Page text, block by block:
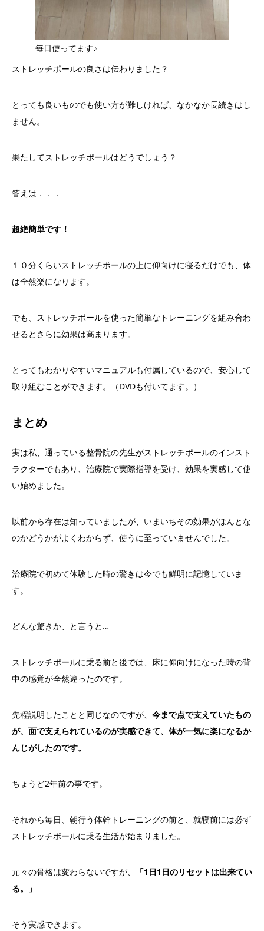
毎日使ってます♪
ストレッチポールの良さは伝わりました？
とっても良いものでも使い方が難しければ、なかなか長続きはし
ません。
果たしてストレッチポールはどうでしょう？
答えは．．．
超絶簡単です！
１０分くらいストレッチポールの上に仰向けに寝るだけでも、体
は全然楽になります。
でも、ストレッチポールを使った簡単なトレーニングを組み合わ
せるとさらに効果は高まります。
とってもわかりやすいマニュアルも付属しているので、安心して
取り組むことができます。（DVDも付いてます。）
まとめ
実は私、通っている整骨院の先生がストレッチポールのインスト
ラクターでもあり、治療院で実際指導を受け、効果を実感して使
い始めました。
以前から存在は知っていましたが、いまいちその効果がほんとな
のかどうかがよくわからず、使うに至っていませんでした。
治療院で初めて体験した時の驚きは今でも鮮明に記憶していま
す。
どんな驚きか、と言うと…
ストレッチポールに乗る前と後では、床に仰向けになった時の背
中の感覚が全然違ったのです。
先程説明したことと同じなのですが、 今まで点で支えていたもの
が、面で支えられているのが実感できて、体が一気に楽になるか
んじがしたのです。
ちょうど2年前の事です。
それから毎日、朝行う体幹トレーニングの前と、就寝前には必ず
ストレッチポールに乗る生活が始まりました。
元々の骨格は変わらないですが、
「1日1日のリセットは出来てい
る。」
そう実感できます。